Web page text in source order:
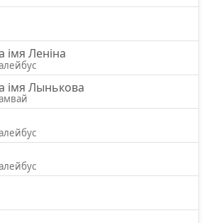
імя Леніна
імя Лынькова